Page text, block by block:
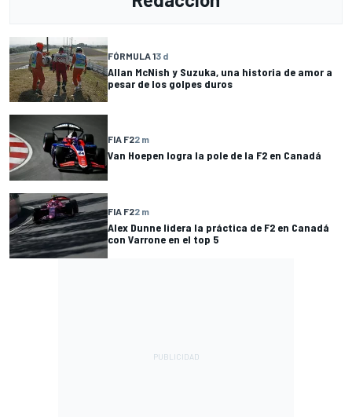
FÓRMULA 13 d
Allan McNish y Suzuka, una historia de amor a
pesar de los golpes duros
FIA F22 m
Van Hoepen logra la pole de la F2 en Canadá
FIA F22 m
Alex Dunne lidera la práctica de F2 en Canadá
con Varrone en el top 5